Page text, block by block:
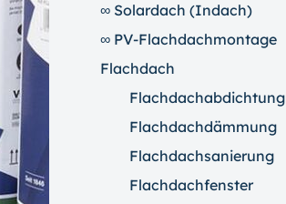
∞ Solardach (Indach)
∞ PV-Flachdachmontage
Flachdach
Flachdachabdichtung
Flachdachdämmung
Flachdachsanierung
Flachdachfenster